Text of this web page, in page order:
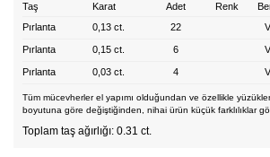
Taş Karat Adet Renk
Pırlanta
0,13 ct. 22
Pırlanta 0,15 ct. 6
Pırlanta 0,03 ct. 4
Tüm mücevherler el yapımı olduğundan ve özellikle
boyutuna göre değiştiğinden, nihai ürün küçük farklılıklar
Toplam taş ağırlığı: 0.31 ct.